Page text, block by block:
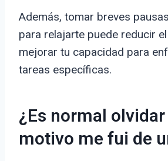
Además, tomar breves
para relajarte puede reducir
mejorar tu capacidad para
tareas específicas.
¿Es normal
motivo me fui de